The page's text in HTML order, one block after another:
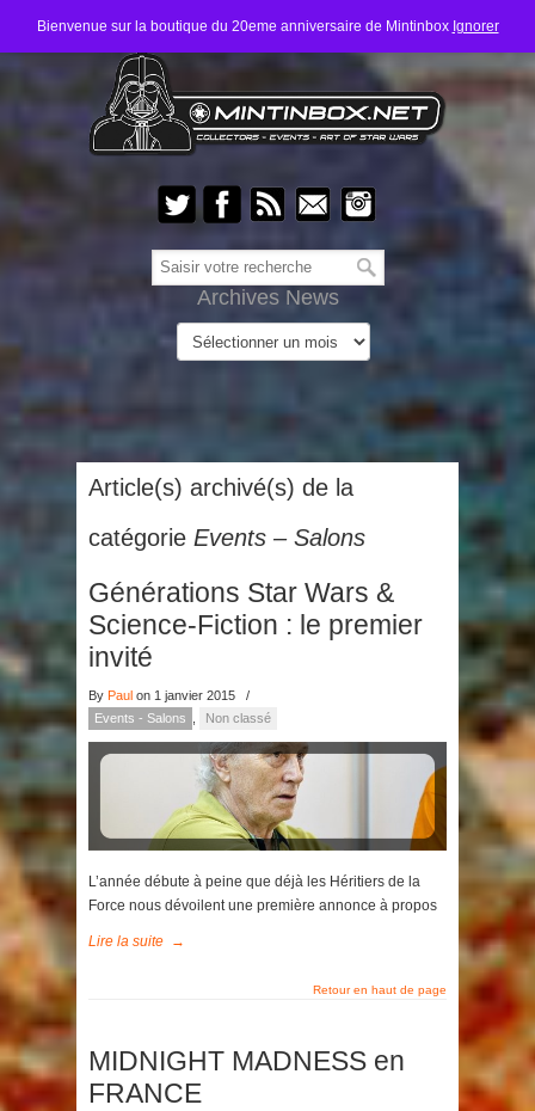
Bienvenue sur la boutique du 20eme anniversaire de Mintinbox Ignorer
Archives News
Article(s) archivé(s) de la
catégorie Events – Salons
Générations Star Wars &
Science-Fiction : le premier
invité
By Paul on 1 janvier 2015
/
Events - Salons
Non classé
L’année débute à peine que déjà les Héritiers de la
Force nous dévoilent une première annonce à propos
Lire la suite →
Retour en haut de page
MIDNIGHT MADNESS en
FRANCE